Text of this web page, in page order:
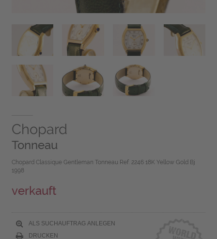
Chopard
Tonneau
Chopard Classique Gentleman Tonneau Ref. 2246 18K Yellow Gold Bj
1998
verkauft
ALS SUCHAUFTRAG ANLEGEN
DRUCKEN